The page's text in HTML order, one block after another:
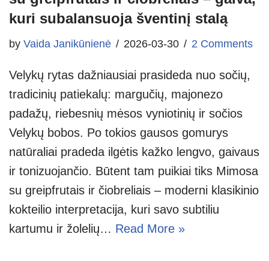
kuri subalansuoja šventinį stalą
by Vaida Janikūnienė 2026-03-30 2 Comments
Velykų rytas dažniausiai prasideda nuo sočių,
tradicinių patiekalų: margučių, majonezo
padažų, riebesnių mėsos vyniotinių ir sočios
Velykų bobos. Po tokios gausos gomurys
natūraliai pradeda ilgėtis kažko lengvo, gaivaus
ir tonizuojančio. Būtent tam puikiai tiks Mimosa
su greipfrutais ir čiobreliais – moderni klasikinio
kokteilio interpretacija, kuri savo subtiliu
kartumu ir žolelių… Read More »